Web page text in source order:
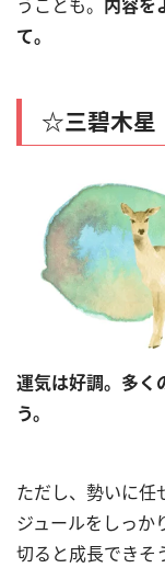
て。
☆三碧木星
運気は好調。多く
う。
ただし、勢いに任
ジュールをしっか
切ると成長できそ